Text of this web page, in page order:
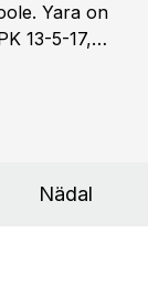
Yara on
13-5-17,
Nädal